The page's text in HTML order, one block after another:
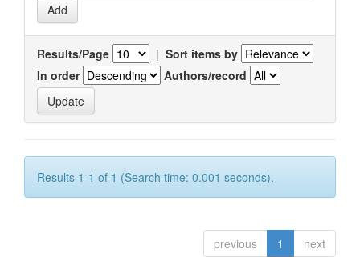
Results/Page | Sort items by
In order
Authors/record
Results 1-1 of 1 (Search time: 0.001 seconds).
previous 1 next